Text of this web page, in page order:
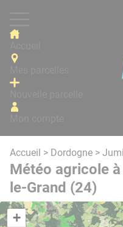
Accueil > Dordogne >
Météo agricole
le-Grand (24)
+